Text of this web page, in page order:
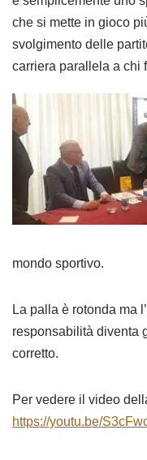
che si mette in gioco
svolgimento delle
carriera parallela a chi
mondo sportivo.
La palla è rotonda ma
responsabilità diventa
corretto.
Per vedere il video
https://youtu.be/